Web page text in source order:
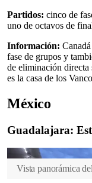
Partidos: cinco de
uno de octavos de
Información:
fase de grupos y
de eliminación
es la casa de los
México
Guadalajara:
Vista panorámica